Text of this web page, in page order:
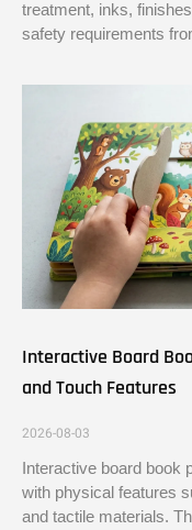
treatment, inks,
safety requirements
Interactive Board
and Touch Features
2026-08-03
Interactive board book
with physical features
and tactile materials.